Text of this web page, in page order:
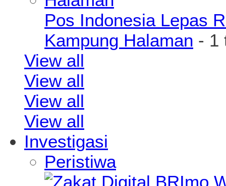
Pos Indonesia Lepas
Kampung Halaman - 1
View all
View all
View all
View all
Investigasi
Peristiwa